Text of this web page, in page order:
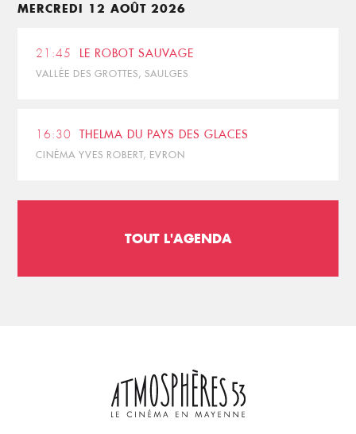
MERCREDI 12 AOÛT 2026
21:45 LE ROBOT SAUVAGE
VALLÉE DES GROTTES, SAULGES
16:30 THELMA DU PAYS DES GLACES
CINÉMA YVES ROBERT, EVRON
TOUT L'AGENDA